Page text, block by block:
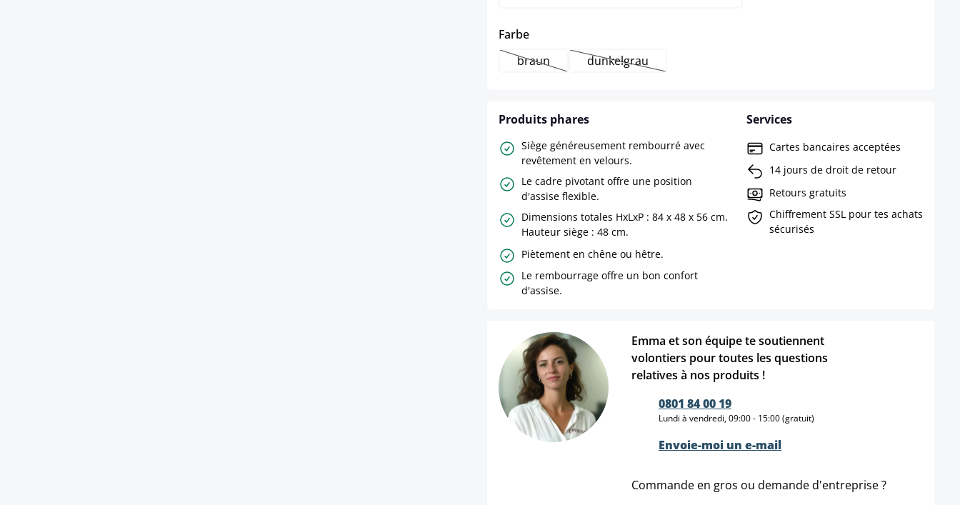
Farbeselect
braun(Cette option n'est pas disponible pour le moment.)
dunkelgrau(Cette option n'est pas disponible pour le moment.)
Produits phares
Siège généreusement rembourré avec
revêtement en velours.
Le cadre pivotant offre une position
d'assise flexible.
Dimensions totales HxLxP : 84 x 48 x 56 cm.
Hauteur siège : 48 cm.
Piètement en chêne ou hêtre.
Le rembourrage offre un bon confort
d'assise.
Services
Cartes bancaires acceptées
14 jours de droit de retour
Retours gratuits
Chiffrement SSL pour tes achats
sécurisés
Emma et son équipe te soutiennent
volontiers pour toutes les questions
relatives à nos produits !
0801 84 00 19
Lundi à vendredi, 09:00 - 15:00 (gratuit)
Envoie-moi un e-mail
Commande en gros ou demande d'entreprise ?